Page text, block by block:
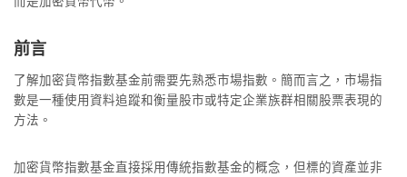
前言
了解加密貨幣指數基金前需要先熟悉市場指數。簡而言之，市場指
數是一種使用資料追蹤和衡量股市或特定企業族群相關股票表現的
方法。
加密貨幣指數基金直接採用傳統指數基金的概念，但標的資產並非